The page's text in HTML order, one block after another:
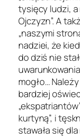
tysięcy ludzi, a
Ojczyzn”. A
„naszymi
nadziei, że
do dziś nie
mogło…
bardziej
kurtyną”, i
stawała się